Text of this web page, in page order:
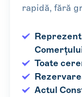
rapidă, fără
Toate
Actul